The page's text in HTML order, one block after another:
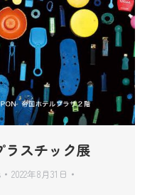
スチック展
2022年8月31日